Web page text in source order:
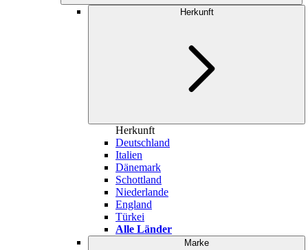
Herkunft
Herkunft
Deutschland
Italien
Dänemark
Schottland
Niederlande
England
Türkei
Alle Länder
Marke